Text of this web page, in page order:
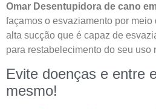
Omar Desentupidora de cano
façamos o esvaziamento por meio
alta sucção que é capaz de
para restabelecimento do seu uso
Evite doenças e entre
mesmo!